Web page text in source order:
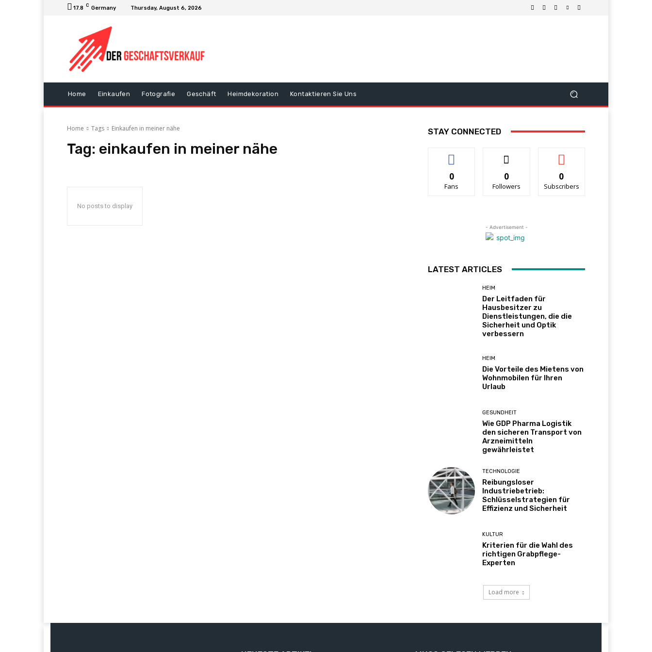
17.8 C Germany Thursday, August 6, 2026
Home Einkaufen Fotografie Geschäft Heimdekoration Kontaktieren Sie Uns
Home Tags Einkaufen in meiner nähe
Tag: einkaufen in meiner nähe
No posts to display
STAY CONNECTED
0
Fans
0
Followers
0
Subscribers
- Advertisement -
LATEST ARTICLES
HEIM
Der Leitfaden für
Hausbesitzer zu
Dienstleistungen, die die
Sicherheit und Optik
verbessern
HEIM
Die Vorteile des Mietens von
Wohnmobilen für Ihren
Urlaub
GESUNDHEIT
Wie GDP Pharma Logistik
den sicheren Transport von
Arzneimitteln
gewährleistet
TECHNOLOGIE
Reibungsloser
Industriebetrieb:
Schlüsselstrategien für
Effizienz und Sicherheit
KULTUR
Kriterien für die Wahl des
richtigen Grabpflege-
Experten
Load more